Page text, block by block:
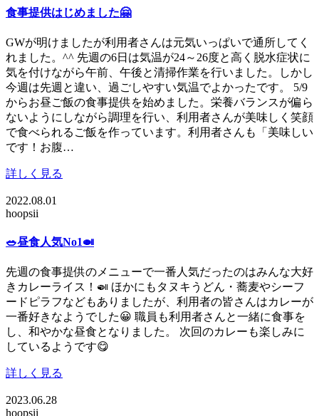
食事提供はじめました🤗
GWが明けましたが利用者さんは元気いっぱいで通所してく
れました。^^ 先週の6日は気温が24～26度と高く脱水症状に
気を付けながら午前、午後と清掃作業を行いました。しかし
今週は先週と違い、過ごしやすい気温でよかったです。 5/9
からお昼ご飯の食事提供を始めました。栄養バランスが偏ら
ないようにしながら調理を行い、利用者さんが美味しく笑顔
で食べられるご飯を作っています。利用者さんも「美味しい
です！お腹…
詳しく見る
2022.08.01
hoopsii
🥗昼食人気No1🍛
先週の食事提供のメニューで一番人気だったのはみんな大好
きカレーライス！🍛 ほかにもタヌキうどん・蕎麦やシーフ
ードピラフなどもありましたが、利用者の皆さんはカレーが
一番好きなようでした😀 職員も利用者さんと一緒に食事を
し、和やかな昼食となりました。 次回のカレーも楽しみに
しているようです😋
詳しく見る
2023.06.28
hoopsii